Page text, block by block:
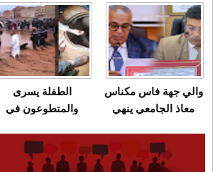
التحتية المهترئة
والحملات الانتخابية
المبكرة(فيديو)
الأسبوعية/الاحتقان
الصامت والتراشق
بـ"الصناديق"/أخنوش
يرد بالصمت المريب
الطفلة يسرى
والمتطوعون في
وقنوات صرف صحي
تقتل والمحاسبة يجب
والي جهة فاس مكناس
معاذ الجامعي ينهي
والعمال مع شركة
سيتي باص + وثيقة